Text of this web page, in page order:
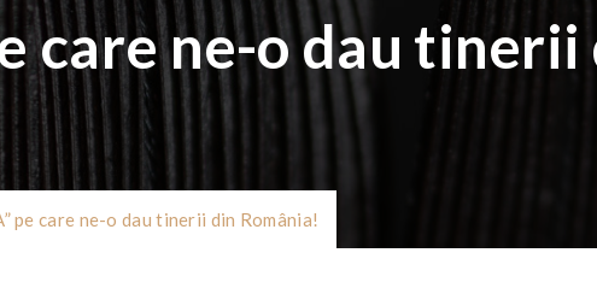
care ne-o dau
pe care ne-o dau tinerii din România!